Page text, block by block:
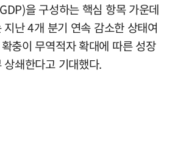
을 구성하는 핵심 항목 가운데
난 4개 분기 연속 감소한 상태여
충이 무역적자 확대에 따른 성장
쇄한다고 기대했다.